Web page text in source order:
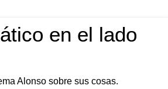
en el lado
Alonso sobre sus cosas.